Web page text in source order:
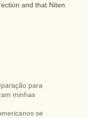
and that Niten
para
minhas
se